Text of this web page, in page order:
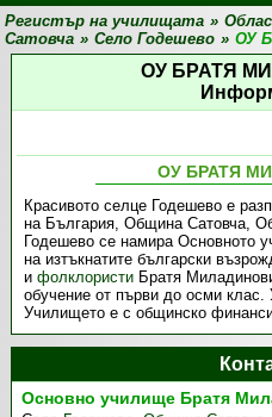
Регистър на училищата »
Сатовча » Село Годешево » ОУ
ОУ БРАТЯ
ОУ БРАТЯ
Красивото селце Годешево е
на България, Община Сатовча,
Годешево се намира Основното
на изтъкнатите български
и фолклористиБратя
обучение от първи до осми
Училището е с общинско
Основно училище Братя